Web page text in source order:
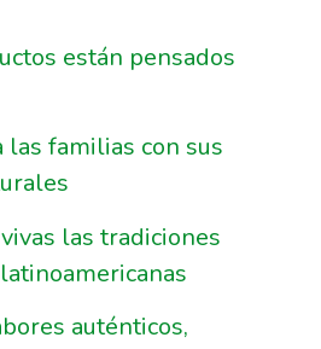
están pensados
las familias con sus
las tradiciones
auténticos,